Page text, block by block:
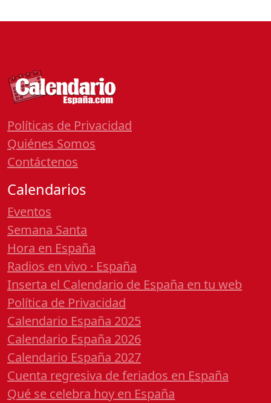
Políticas de Privacidad
Quiénes Somos
Contáctenos
Calendarios
Eventos
Semana Santa
Hora en España
Radios en vivo · España
Inserta el Calendario de España en tu web
Política de Privacidad
Calendario España 2025
Calendario España 2026
Calendario España 2027
Cuenta regresiva de feriados en España
Qué se celebra hoy en España